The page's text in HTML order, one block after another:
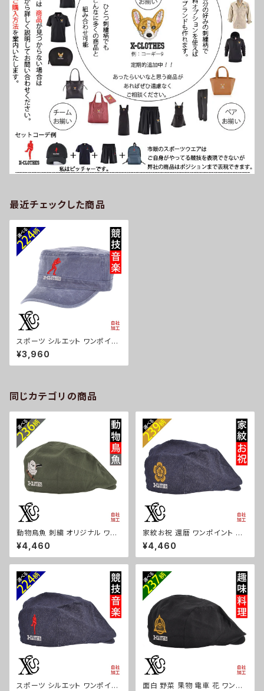
最近チェックした商品
スポーツ シルエット ワンポイン
ト 刺繍 大きいサイズ ワークキャ
ップ 帽子 消臭抗菌タグ メンズ
レディース ピグメント加工 手洗
バスケ テニス 誕生日 クリスマ
ス ori-a-cap60-b08-s
¥3,960
同じカテゴリの商品
動物鳥魚 刺繍 オリジナル ワン
ポイント 帽子 コットン ハンチン
グ メンズ レディース インナーメ
ッシュ 雑貨 グッズ 自社ブランド
ap68-b06-s
¥4,460
家紋お祝 還暦 ワンポイント 刺
繍 帽子 コットン ハンチング メ
ンズ レディース インナーメッシ
ュ 雑貨 グッズ 自社ブランド 柄
花 木瓜 蔦 桐 クリスマス ori-a
-cap68-b07-s
¥4,460
スポーツ シルエット ワンポイン
面白 野菜 果物 電車 花 ワンポ